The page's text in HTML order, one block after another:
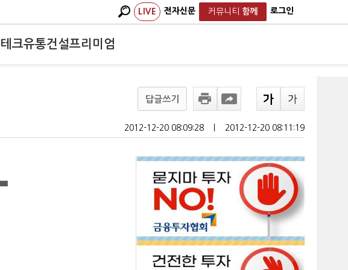
LIVE 전자신문 커뮤니티 함께 로그인
테크유통건설프리미엄
답글쓰기
2012-12-20 08:09:28 2012-12-20 08:11:19